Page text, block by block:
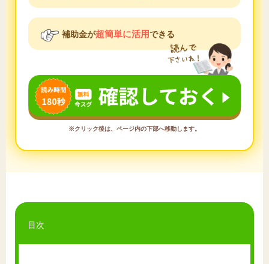
補助金が超簡単に活用できる
※クリック後は、ページ内の下部へ移動します。
目次